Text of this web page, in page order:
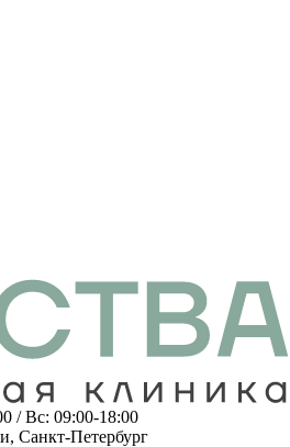
/ Вс: 09:00-18:00
Санкт-Петербург